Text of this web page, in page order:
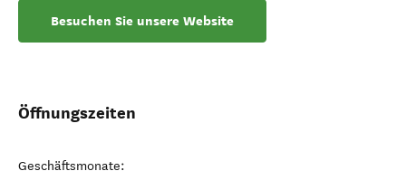
Besuchen Sie unsere Website
Öffnungszeiten
Geschäftsmonate: